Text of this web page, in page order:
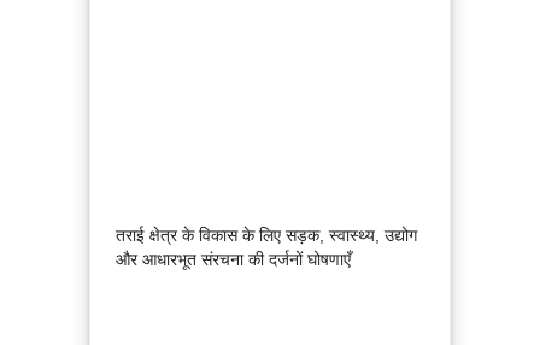
तराई क्षेत्र के विकास के लिए सड़क, स्वास्थ्य, उद्योग
और आधारभूत संरचना की दर्जनों घोषणाएँ